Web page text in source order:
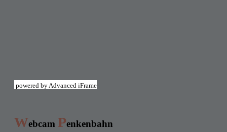
powered by Advanced iFrame
Webcam Penkenbahn